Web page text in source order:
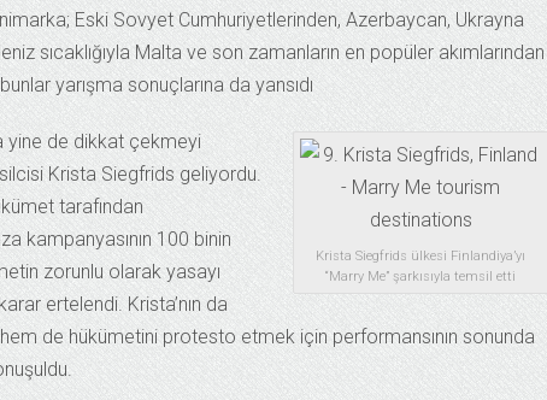
Eski Sovyet Cumhuriyetlerinden, Azerbaycan, Ukrayna
sıcaklığıyla Malta ve son zamanların en popüler akımlarından
yarışma sonuçlarına da yansıdı
Krista Siegfrids ülkesi Finlandiya’yı
“Marry Me” şarkısıyla temsil etti
yine de dikkat çekmeyi
Krista Siegfrids geliyordu.
tarafından
kampanyasının 100 binin
zorunlu olarak yasayı
ertelendi. Krista’nın da
de hükümetini protesto etmek için performansının sonunda